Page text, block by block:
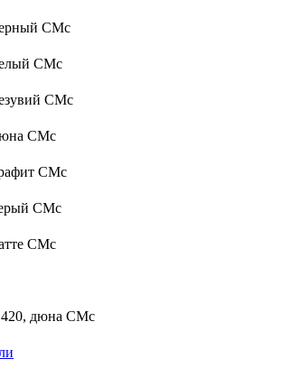
CMc
CMc
СМс
CMc
СМс
CMc
CMc
дюна СМс